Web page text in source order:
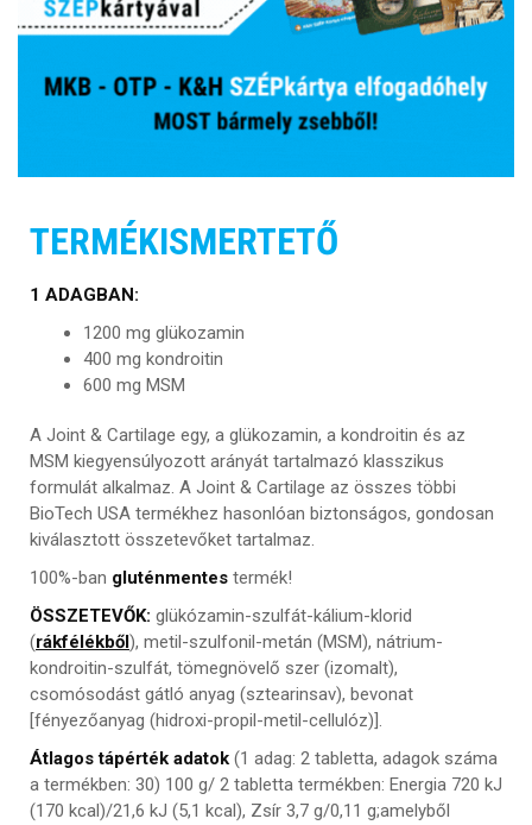
TERMÉKISMERTETŐ
1 ADAGBAN:
1200 mg glükozamin
400 mg kondroitin
600 mg MSM
A Joint & Cartilage egy, a glükozamin, a kondroitin és az
MSM kiegyensúlyozott arányát tartalmazó klasszikus
formulát alkalmaz. A Joint & Cartilage az összes többi
BioTech USA termékhez hasonlóan biztonságos, gondosan
kiválasztott összetevőket tartalmaz.
100%-ban gluténmentes termék!
ÖSSZETEVŐK: glükózamin-szulfát-kálium-klorid
(rákfélékből ), metil-szulfonil-metán (MSM), nátrium-
kondroitin-szulfát, tömegnövelő szer (izomalt),
csomósodást gátló anyag (sztearinsav), bevonat
[fényezőanyag (hidroxi-propil-metil-cellulóz)].
Átlagos tápérték adatok (1 adag: 2 tabletta, adagok száma
a termékben: 30) 100 g/ 2 tabletta termékben: Energia 720 kJ
(170 kcal)/21,6 kJ (5,1 kcal), Zsír 3,7 g/0,11 g;amelyből